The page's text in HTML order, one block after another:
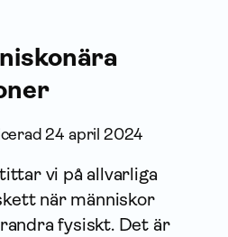
24 april 2024
vi på allvarliga
när människor
fysiskt. Det är